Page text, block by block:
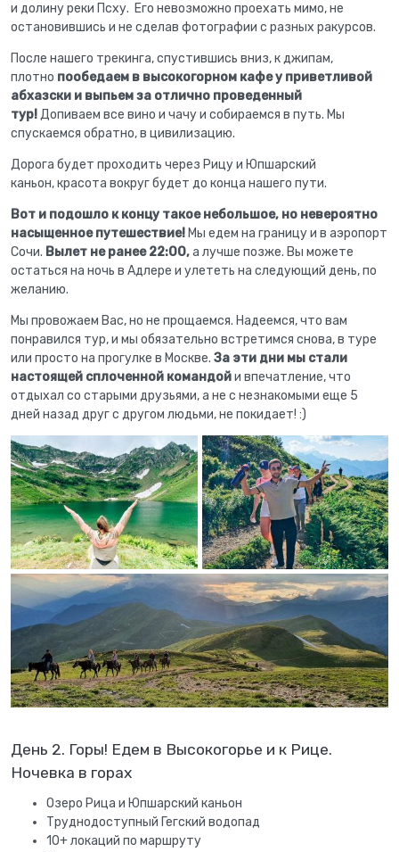
и долину реки Псху. Его невозможно проехать мимо, не
остановившись и не сделав фотографии с разных ракурсов.
После нашего трекинга, спустившись вниз, к джипам,
плотно пообедаем в высокогорном кафе у приветливой
абхазски и выпьем за отлично проведенный
тур!Допиваем все вино и чачу и собираемся в путь. Мы
спускаемся обратно, в цивилизацию.
Дорога будет проходить через Рицу и Юпшарский
каньон, красота вокруг будет до конца нашего пути.
Вот и подошло к концу такое небольшое, но невероятно
насыщенное путешествие! Мы едем на границу и в аэропорт
Сочи. Вылет не ранее 22:00,а лучше позже. Вы можете
остаться на ночь в Адлере и улететь на следующий день, по
желанию.
Мы провожаем Вас, но не прощаемся. Надеемся, что вам
понравился тур, и мы обязательно встретимся снова, в туре
или просто на прогулке в Москве. За эти дни мы стали
настоящей сплоченной командойи впечатление, что
отдыхал со старыми друзьями, а не с незнакомыми еще 5
дней назад друг с другом людьми, не покидает! :)
День 2. Горы! Едем в Высокогорье и к Рице.
Ночевка в горах
Озеро Рица и Юпшарский каньон
Труднодоступный Гегский водопад
10+ локаций по маршруту